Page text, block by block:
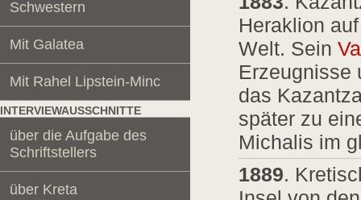
Schwestern
Mit Galatea
Mit Rahel Lipstein-Minc
INTERVIEWAUSSCHNITTE
über die Aufgabe des
Schriftstellers
über Kreta
Heraklion
Welt. Sein
Erzeugnisse
das
später zu
Michalis im
1889.